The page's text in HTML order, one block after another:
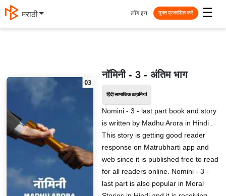
मराठी ☰
लॉग इन मुक्त प्रकाशित करें
नॉमिनी - 3 - अंतिम भाग
हिंदी सामाजिक कहानियां
Nomini - 3 - last part book and story
is written by Madhu Arora in Hindi .
This story is getting good reader
response on Matrubharti app and
web since it is published free to read
for all readers online. Nomini - 3 -
last part is also popular in Moral